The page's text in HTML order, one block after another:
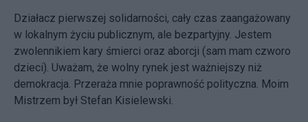
Działacz pierwszej solidarności, cały czas zaangażowany
w lokalnym życiu publicznym, ale bezpartyjny. Jestem
zwolennikiem kary śmierci oraz aborcji (sam mam czworo
dzieci). Uważam, że wolny rynek jest ważniejszy niż
demokracja. Przeraża mnie poprawność polityczna. Moim
Mistrzem był Stefan Kisielewski.